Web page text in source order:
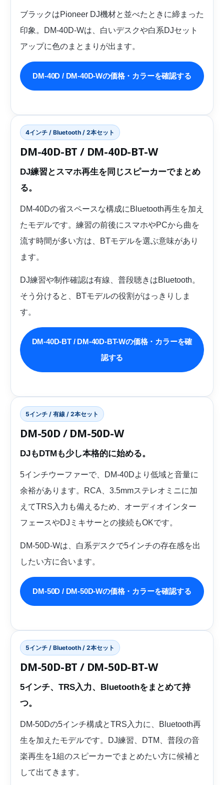
ブラックはPioneer DJ機材と並べたときに締まった
印象。DM-40D-Wは、白いデスクや白系DJセット
アップに色のまとまりが出ます。
DM-40D / DM-40D-Wの価格・カラーを確認する
4インチ / Bluetooth / 2本セット
DM-40D-BT / DM-40D-BT-W
DJ練習とスマホ再生を同じスピーカーでまとめ
る。
DM-40Dの省スペースな構成にBluetooth再生を加え
たモデルです。練習の前後にスマホやPCから曲を
流す時間が多い方は、BTモデルを選ぶ意味があり
ます。
DJ練習や制作確認は有線、普段聴きはBluetooth。
そう分けると、BTモデルの役割がはっきりしま
す。
DM-40D-BT / DM-40D-BT-Wの価格・カラーを確
認する
5インチ / 有線 / 2本セット
DM-50D / DM-50D-W
DJもDTMも少し本格的に始める。
5インチウーファーで、DM-40Dより低域と音量に
余裕があります。RCA、3.5mmステレオミニに加
えてTRS入力も備えるため、オーディオインター
フェースやDJミキサーとの接続もOKです。
DM-50D-Wは、白系デスクで5インチの存在感を出
したい方に合います。
DM-50D / DM-50D-Wの価格・カラーを確認する
5インチ / Bluetooth / 2本セット
DM-50D-BT / DM-50D-BT-W
5インチ、TRS入力、Bluetoothをまとめて持
つ。
DM-50Dの5インチ構成とTRS入力に、Bluetooth再
生を加えたモデルです。DJ練習、DTM、普段の音
楽再生を1組のスピーカーでまとめたい方に候補と
して出てきます。